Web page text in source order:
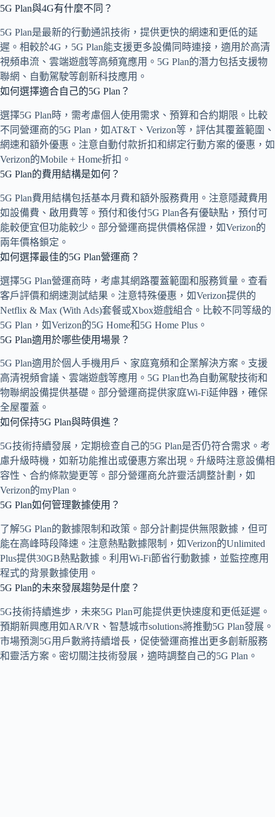
5G Plan與4G有什麼不同？
5G Plan是最新的行動通訊技術，提供更快的網速和更低的延
遲。相較於4G，5G Plan能支援更多設備同時連接，適用於高清
視頻串流、雲端遊戲等高頻寬應用。5G Plan的潛力包括支援物
聯網、自動駕駛等創新科技應用。
如何選擇適合自己的5G Plan？
選擇5G Plan時，需考慮個人使用需求、預算和合約期限。比較
不同營運商的5G Plan，如AT&T、Verizon等，評估其覆蓋範圍、
網速和額外優惠。注意自動付款折扣和綁定行動方案的優惠，如
Verizon的Mobile + Home折扣。
5G Plan的費用結構是如何？
5G Plan費用結構包括基本月費和額外服務費用。注意隱藏費用
如設備費、啟用費等。預付和後付5G Plan各有優缺點，預付可
能較便宜但功能較少。部分營運商提供價格保證，如Verizon的
兩年價格鎖定。
如何選擇最佳的5G Plan營運商？
選擇5G Plan營運商時，考慮其網路覆蓋範圍和服務質量。查看
客戶評價和網速測試結果。注意特殊優惠，如Verizon提供的
Netflix & Max (With Ads)套餐或Xbox遊戲組合。比較不同等級的
5G Plan，如Verizon的5G Home和5G Home Plus。
5G Plan適用於哪些使用場景？
5G Plan適用於個人手機用戶、家庭寬頻和企業解決方案。支援
高清視頻會議、雲端遊戲等應用。5G Plan也為自動駕駛技術和
物聯網設備提供基礎。部分營運商提供家庭Wi-Fi延伸器，確保
全屋覆蓋。
如何保持5G Plan與時俱進？
5G技術持續發展，定期檢查自己的5G Plan是否仍符合需求。考
慮升級時機，如新功能推出或優惠方案出現。升級時注意設備相
容性、合約條款變更等。部分營運商允許靈活調整計劃，如
Verizon的myPlan。
5G Plan如何管理數據使用？
了解5G Plan的數據限制和政策。部分計劃提供無限數據，但可
能在高峰時段降速。注意熱點數據限制，如Verizon的Unlimited
Plus提供30GB熱點數據。利用Wi-Fi節省行動數據，並監控應用
程式的背景數據使用。
5G Plan的未來發展趨勢是什麼？
5G技術持續進步，未來5G Plan可能提供更快速度和更低延遲。
預期新興應用如AR/VR、智慧城市solutions將推動5G Plan發展。
市場預測5G用戶數將持續增長，促使營運商推出更多創新服務
和靈活方案。密切關注技術發展，適時調整自己的5G Plan。